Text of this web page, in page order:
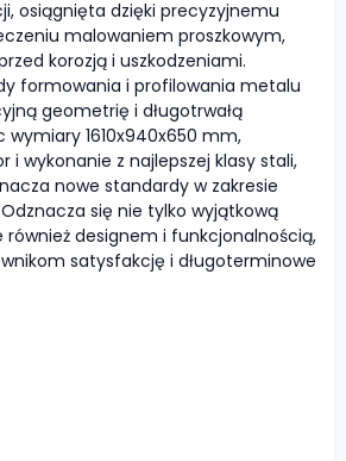
osiągnięta dzięki precyzyjnemu
malowaniem proszkowym,
korozją i uszkodzeniami.
formowania i profilowania metalu
geometrię i długotrwałą
1610x940x650 mm,
i wykonanie z najlepszej klasy stali,
nowe standardy w zakresie
się nie tylko wyjątkową
również designem i funkcjonalnością,
satysfakcję i długoterminowe